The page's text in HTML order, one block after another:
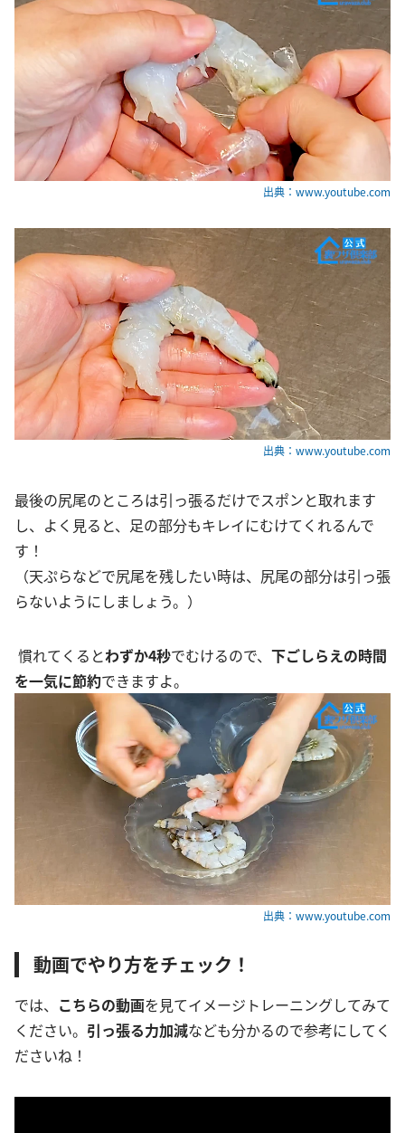
出典：www.youtube.com
出典：www.youtube.com
最後の尻尾のところは引っ張るだけでスポンと取れます
し、よく見ると、足の部分もキレイにむけてくれるんで
す！
（天ぷらなどで尻尾を残したい時は、尻尾の部分は引っ張
らないようにしましょう。）
慣れてくるとわずか4秒でむけるので、 下ごしらえの時間
を一気に節約できますよ。
出典：www.youtube.com
動画でやり方をチェック！
では、 こちらの動画を見てイメージトレーニングしてみて
ください。 引っ張る力加減なども分かるので参考にしてく
ださいね！